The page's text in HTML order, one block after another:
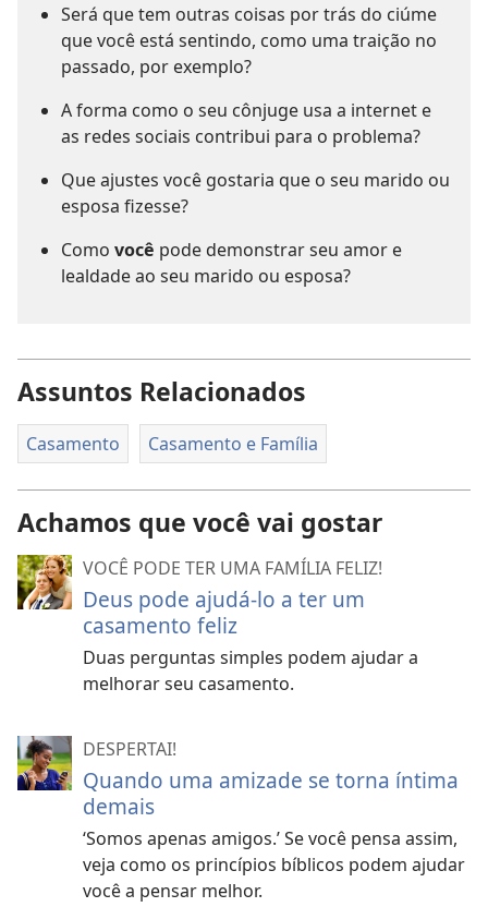
Será que tem outras coisas por trás do ciúme
que você está sentindo, como uma traição no
passado, por exemplo?
A forma como o seu cônjuge usa a internet e
as redes sociais contribui para o problema?
Que ajustes você gostaria que o seu marido ou
esposa fizesse?
Como você pode demonstrar seu amor e
lealdade ao seu marido ou esposa?
Assuntos Relacionados
Casamento Casamento e Família
Achamos que você vai gostar
VOCÊ PODE TER UMA FAMÍLIA FELIZ!
Deus pode ajudá-lo a ter um
casamento feliz
Duas perguntas simples podem ajudar a
melhorar seu casamento.
DESPERTAI!
Quando uma amizade se torna íntima
demais
‘Somos apenas amigos.’ Se você pensa assim,
veja como os princípios bíblicos podem ajudar
você a pensar melhor.